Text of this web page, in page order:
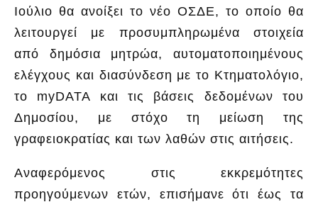
Ιούλιο θα ανοίξει το νέο ΟΣΔΕ, το οποίο θα
λειτουργεί με προσυμπληρωμένα στοιχεία
από δημόσια μητρώα, αυτοματοποιημένους
ελέγχους και διασύνδεση με το Κτηματολόγιο,
το myDATA και τις βάσεις δεδομένων του
Δημοσίου, με στόχο τη μείωση της
γραφειοκρατίας και των λαθών στις αιτήσεις.
Αναφερόμενος στις εκκρεμότητες
προηγούμενων ετών, επισήμανε ότι έως τα